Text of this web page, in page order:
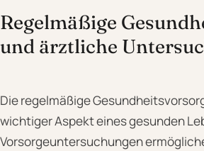
Regelmäßige
und ärztliche
Die regelmäßige
wichtiger Aspekt eines gesunden
Vorsorgeuntersuchungen